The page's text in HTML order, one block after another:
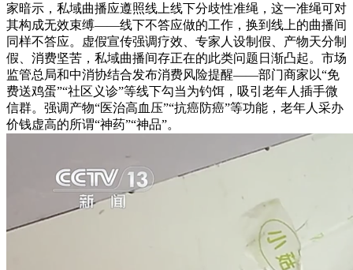
家暗示，私域曲播应遵照线上线下分歧性准绳，这一准绳可对
其构成无效束缚——线下不答应做的工作，换到线上的曲播间
同样不答应。虚假宣传强调疗效、专家人设制假、产物天分制
假、消费坚苦，私域曲播间存正在的此类问题日渐凸起。市场
监管总局和中消协结合发布消费风险提醒——部门商家以“免
费送鸡蛋”“社区义诊”等线下勾当为钓饵，吸引老年人插手微
信群。强调产物“医治高血压”“抗癌防癌”等功能，老年人采办
价钱虚高的所谓“神药”“神品”。